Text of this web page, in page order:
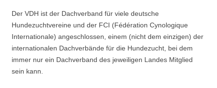
Der VDH ist der Dachverband für viele deutsche
Hundezuchtvereine und der FCI (Fédération Cynologique
Internationale) angeschlossen, einem (nicht dem einzigen) der
internationalen Dachverbände für die Hundezucht, bei dem
immer nur ein Dachverband des jeweiligen Landes Mitglied
sein kann.